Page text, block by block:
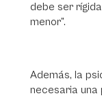
debe ser
menor”.
Además, la
necesaria una